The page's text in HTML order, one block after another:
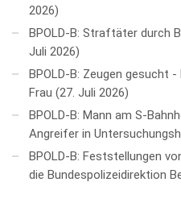
2026
BPOLD-B: Straftäter durch
Juli 2026
BPOLD-B: Zeugen gesucht
Frau
27. Juli 2026
BPOLD-B: Mann am S-
Angreifer in
BPOLD-B: Feststellungen
die Bundespolizeidirektion